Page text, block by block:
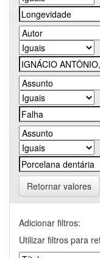
Retornar valores
Adicionar filtros:
Utilizar filtros para